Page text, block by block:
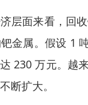
层面来看，回
金属。假设 1
230 万元。越
断扩大。